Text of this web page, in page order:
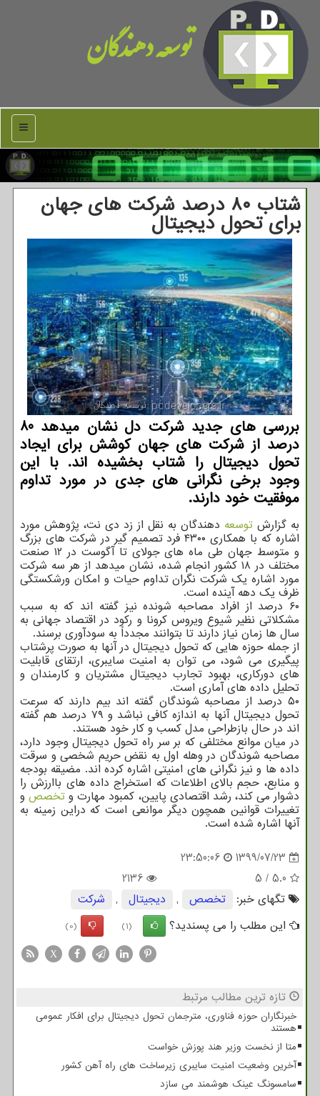
توسعه دهندگان
منو
شتاب ۸۰ درصد شركت های جهان
برای تحول دیجیتال
بررسی های جدید شركت دل نشان میدهد 80
درصد از شركت های جهان كوشش برای ایجاد
تحول دیجیتال را شتاب بخشیده اند. با این
وجود برخی نگرانی های جدی در مورد تداوم
موفقیت خود دارند.
به گزارش توسعه دهندگان به نقل از زد دی نت، پژوهش مورد
اشاره که با همکاری ۴۳۰۰ فرد تصمیم گیر در شرکت های بزرگ
و متوسط جهان طی ماه های جولای تا آگوست در ۱۲ صنعت
مختلف در ۱۸ کشور انجام شده، نشان میدهد از هر سه شرکت
مورد اشاره یک شرکت نگران تداوم حیات و امکان ورشکستگی
ظرف یک دهه آینده است.
۶۰ درصد از افراد مصاحبه شونده نیز گفته اند که به سبب
مشکلاتی نظیر شیوع ویروس کرونا و رکود در اقتصاد جهانی به
سال ها زمان نیاز دارند تا بتوانند مجدداً به سودآوری برسند.
از جمله حوزه هایی که تحول دیجیتال در آنها به صورت پرشتاب
پیگیری می شود، می توان به امنیت سایبری، ارتقای قابلیت
های دورکاری، بهبود تجارب دیجیتال مشتریان و کارمندان و
تحلیل داده های آماری است.
۵۰ درصد از مصاحبه شوندگان گفته اند بیم دارند که سرعت
تحول دیجیتال آنها به اندازه کافی نباشد و ۷۹ درصد هم گفته
اند در حال بازطراحی مدل کسب و کار خود هستند.
در میان موانع مختلفی که بر سر راه تحول دیجیتال وجود دارد،
مصاحبه شوندگان در وهله اول به نقض حریم شخصی و سرقت
داده ها و نیز نگرانی های امنیتی اشاره کرده اند. مضیقه بودجه
و منابع، حجم بالای اطلاعات که استخراج داده های باارزش را
دشوار می کند، رشد اقتصادی پایین، کمبود مهارت و تخصصو
تغییرات قوانین همچون دیگر موانعی است که دراین زمینه به
آنها اشاره شده است.
1399/07/23
23:50:06
5.0
/
5
2136
تگهای خبر:
تخصص , دیجیتال ,
شركت
این مطلب را می پسندید؟
(1)
(0)
X
تازه ترین مطالب مرتبط
خبرنگاران حوزه فناوری، مترجمان تحول دیجیتال برای افکار عمومی
هستند
متا از نخست وزیر هند پوزش خواست
آخرین وضعیت امنیت سایبری زیرساخت های راه آهن کشور
سامسونگ عینک هوشمند می سازد